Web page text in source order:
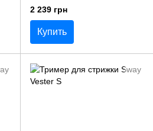
2 239 грн
Купить